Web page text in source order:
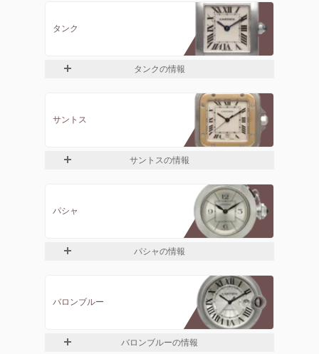
タンク
タンクの情報
サントス
サントスの情報
パシャ
パシャの情報
バロンブルー
バロンブルーの情報